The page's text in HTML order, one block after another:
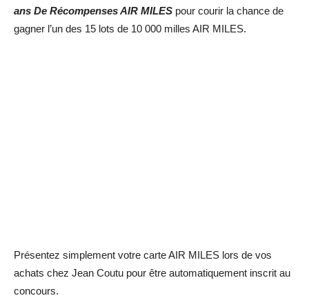
ans De Récompenses AIR MILES pour courir la chance de
gagner l’un des 15 lots de 10 000 milles AIR MILES.
Présentez simplement votre carte AIR MILES lors de vos
achats chez Jean Coutu pour être automatiquement inscrit au
concours.